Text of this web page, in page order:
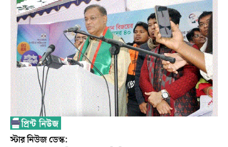
স্টার নিউজ ডেস্ক: